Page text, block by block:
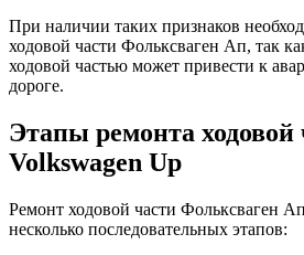
При наличии таких признаков
ходовой части Фольксваген Ап, так
ходовой частью может привести к
дороге.
Этапы ремонта ходовой
Volkswagen Up
Ремонт ходовой части Фольксваген
несколько последовательных этапов: